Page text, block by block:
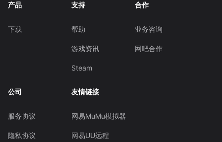
产品
下载
支持
帮助
游戏资讯
Steam
合作
业务咨询
网吧合作
公司
服务协议
隐私协议
友情链接
网易MuMu模拟器
网易UU远程